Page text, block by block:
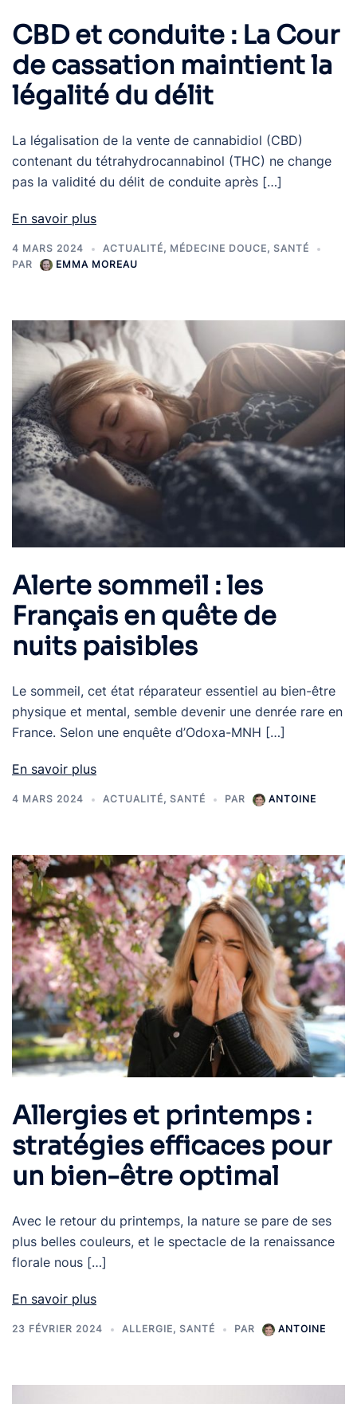
CBD et conduite : La Cour
de cassation maintient la
légalité du délit
La légalisation de la vente de cannabidiol (CBD)
contenant du tétrahydrocannabinol (THC) ne change
pas la validité du délit de conduite après […]
En savoir plus
4 MARS 2024 ACTUALITÉ, MÉDECINE DOUCE, SANTÉ
PAR
EMMA MOREAU
Alerte sommeil : les
Français en quête de
nuits paisibles
Le sommeil, cet état réparateur essentiel au bien-être
physique et mental, semble devenir une denrée rare en
France. Selon une enquête d’Odoxa-MNH […]
En savoir plus
4 MARS 2024 ACTUALITÉ, SANTÉ PAR ANTOINE
Allergies et printemps :
stratégies efficaces pour
un bien-être optimal
Avec le retour du printemps, la nature se pare de ses
plus belles couleurs, et le spectacle de la renaissance
florale nous […]
En savoir plus
23 FÉVRIER 2024 ALLERGIE, SANTÉ PAR ANTOINE